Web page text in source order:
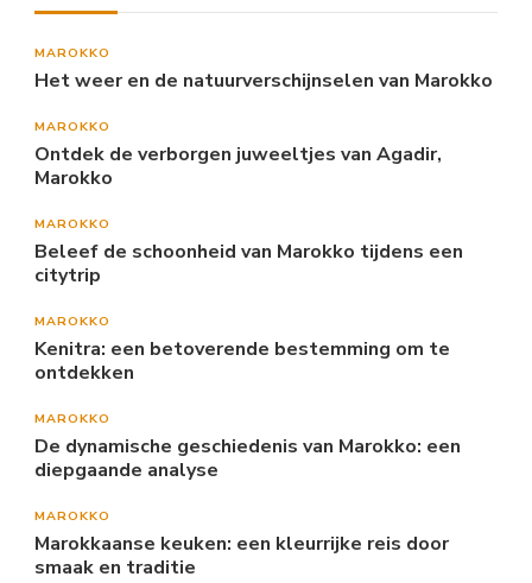
MAROKKO
Het weer en de natuurverschijnselen van Marokko
MAROKKO
Ontdek de verborgen juweeltjes van Agadir,
Marokko
MAROKKO
Beleef de schoonheid van Marokko tijdens een
citytrip
MAROKKO
Kenitra: een betoverende bestemming om te
ontdekken
MAROKKO
De dynamische geschiedenis van Marokko: een
diepgaande analyse
MAROKKO
Marokkaanse keuken: een kleurrijke reis door
smaak en traditie